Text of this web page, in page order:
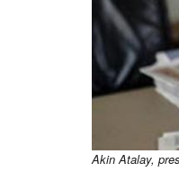
Akin Atalay,